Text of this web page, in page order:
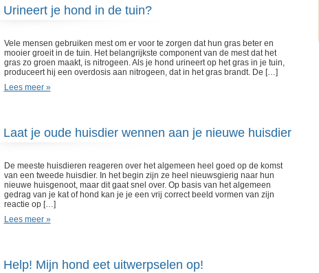
Urineert je hond in de tuin?
Vele mensen gebruiken mest om er voor te zorgen dat hun gras beter en
mooier groeit in de tuin. Het belangrijkste component van de mest dat het
gras zo groen maakt, is nitrogeen. Als je hond urineert op het gras in je tuin,
produceert hij een overdosis aan nitrogeen, dat in het gras brandt. De […]
Lees meer »
Laat je oude huisdier wennen aan je nieuwe huisdier
De meeste huisdieren reageren over het algemeen heel goed op de komst
van een tweede huisdier. In het begin zijn ze heel nieuwsgierig naar hun
nieuwe huisgenoot, maar dit gaat snel over. Op basis van het algemeen
gedrag van je kat of hond kan je je een vrij correct beeld vormen van zijn
reactie op […]
Lees meer »
Help! Mijn hond eet uitwerpselen op!